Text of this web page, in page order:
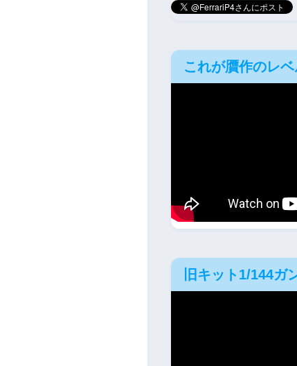
これが贋作のレ
旧キット1/144ガ